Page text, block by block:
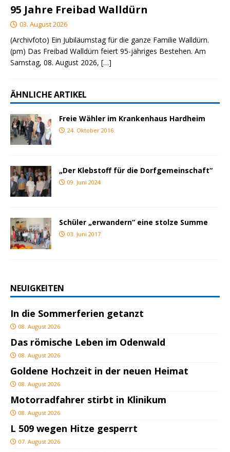
95 Jahre Freibad Walldürn
03. August 2026
(Archivfoto) Ein Jubiläumstag für die ganze Familie Walldürn.
(pm) Das Freibad Walldürn feiert 95-jähriges Bestehen. Am
Samstag, 08. August 2026, […]
ÄHNLICHE ARTIKEL
Freie Wähler im Krankenhaus Hardheim
24. Oktober 2016
„Der Klebstoff für die Dorfgemeinschaft“
09. Juni 2024
Schüler „erwandern“ eine stolze Summe
03. Juni 2017
NEUIGKEITEN
In die Sommerferien getanzt
08. August 2026
Das römische Leben im Odenwald
08. August 2026
Goldene Hochzeit in der neuen Heimat
08. August 2026
Motorradfahrer stirbt in Klinikum
08. August 2026
L 509 wegen Hitze gesperrt
07. August 2026